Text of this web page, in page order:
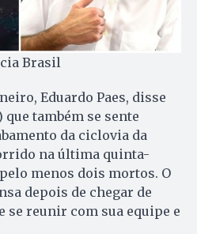
Brasil
Eduardo Paes, disse
também se sente
da ciclovia da
na última quinta-
menos dois mortos. O
depois de chegar de
se reunir com sua equipe e